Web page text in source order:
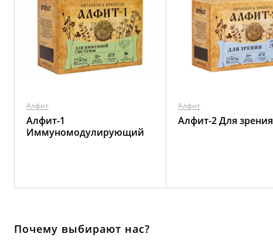
Алфит
Алфит-1
Иммуномодулирующий
Алфит
Алфит-2 Для зрения
Почему выбирают нас?